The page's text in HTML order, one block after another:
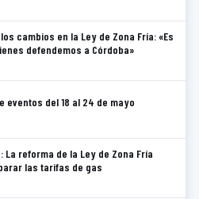
cambios en la Ley de Zona Fría: «Es
defendemos a Córdoba»
eventos del 18 al 24 de mayo
La reforma de la Ley de Zona Fría
las tarifas de gas